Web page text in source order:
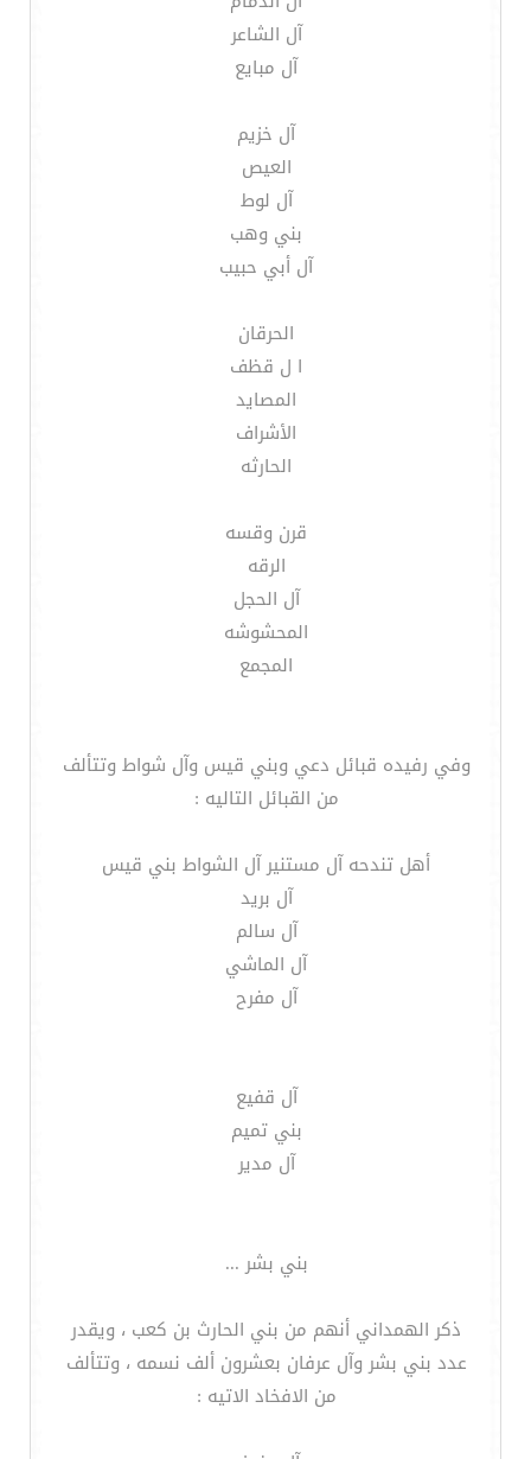
آل الشاعر
آل مبايع
آل خزيم
العيص
آل لوط
بني وهب
آل أبي حبيب
الحرقان
ا ل قظف
المصايد
الأشراف
الحارثه
قرن وقسه
الرقه
آل الحجل
المحشوشه
المجمع
وفي رفيده قبائل دعي وبني قيس وآل شواط وتتألف
من القبائل التاليه :
أهل تندحه آل مستنير آل الشواط بني قيس
آل بريد
آل سالم
آل الماشي
آل مفرح
آل قفيع
بني تميم
آل مدير
بني بشر ...
ذكر الهمداني أنهم من بني الحارث بن كعب ، ويقدر
عدد بني بشر وآل عرفان بعشرون ألف نسمه ، وتتألف
من الافخاد الاتيه :